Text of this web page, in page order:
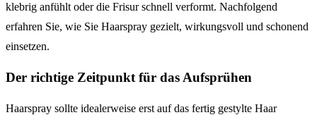
klebrig anfühlt oder die Frisur schnell verformt. Nachfolgend
erfahren Sie, wie Sie Haarspray gezielt, wirkungsvoll und schonend
einsetzen.
Der richtige Zeitpunkt für das Aufsprühen
Haarspray sollte idealerweise erst auf das fertig gestylte Haar